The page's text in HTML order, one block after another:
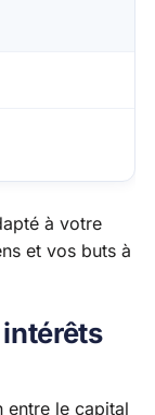
à votre
et vos buts à
entre le capital